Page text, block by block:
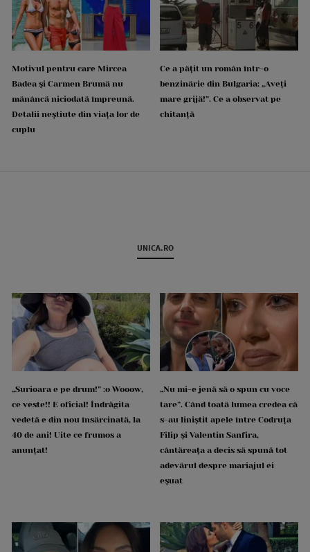
Motivul pentru care Mircea
Badea și Carmen Brumă nu
mănâncă niciodată împreună.
Detalii neștiute din viața lor de
cuplu
Ce a pățit un român într-o
benzinărie din Bulgaria: „Aveți
mare grijă!”. Ce a observat pe
chitanță
UNICA.RO
„Surioara e pe drum!” :o Wooow,
ce veste!! E oficial! Îndrăgita
vedetă e din nou însărcinată, la
40 de ani! Uite ce frumos a
anunțat!
„Nu mi-e jenă să o spun cu voce
tare”. Când toată lumea credea că
s-au liniștit apele între Codruța
Filip și Valentin Sanfira,
cântăreața a decis să spună tot
adevărul despre mariajul ei
eșuat